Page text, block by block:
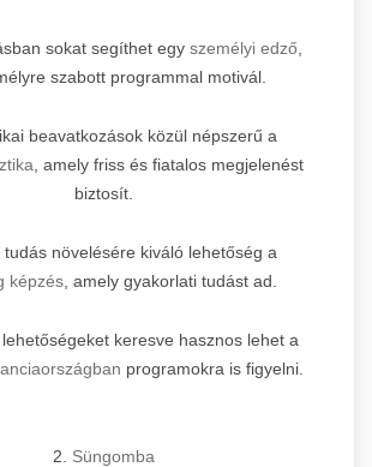
sokat segíthet egy személyi edző
szabott programmal motivál.
beavatkozások közül népszerű a
, amely friss és fiatalos megjelenést
biztosít.
tudás növelésére kiváló lehetőség a
képzés , amely gyakorlati tudást ad.
keresve hasznos lehet a
programokra is figyelni.
2. Süngomba